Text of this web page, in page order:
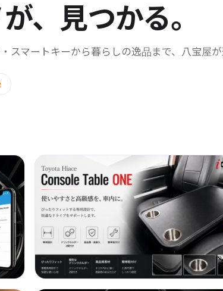
、見つかる。
スマートキーから暮らしの逸品まで、八宝屋